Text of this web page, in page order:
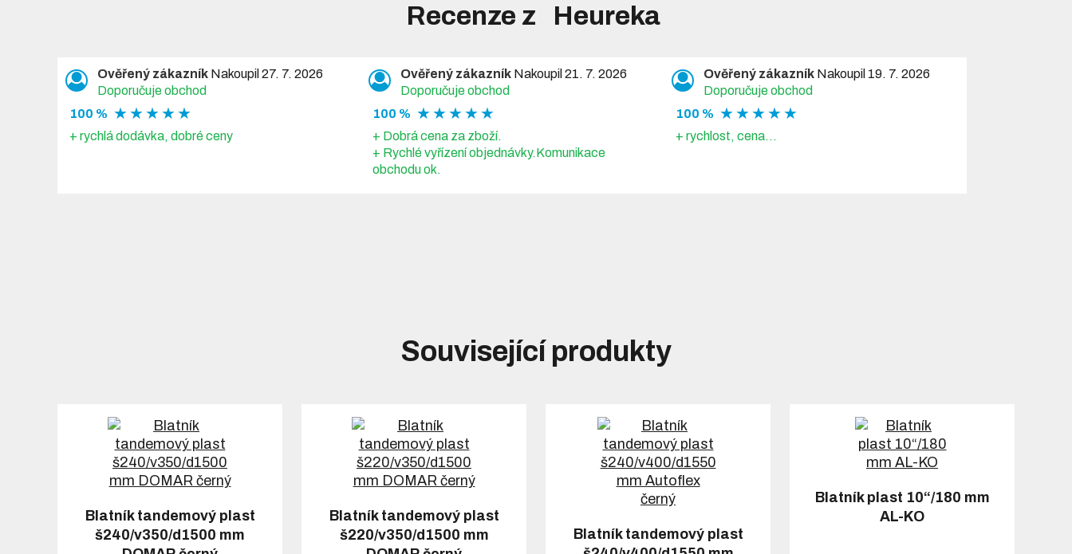
Recenze z
Ověřený zákazník Nakoupil 27. 7. 2026
Doporučuje obchod
100 % ★ ★ ★ ★ ★
+ rychlá dodávka, dobré ceny
Ověřený zákazníkNakoupil 21. 7. 2026
Doporučuje obchod
100 % ★ ★ ★ ★ ★
+ Dobrá cena za zboží.
+ Rychlé vyřízení objednávky.Komunikace
obchodu ok.
Ověřený zákazníkNakoupil 19. 7. 2026
Doporučuje obchod
100 % ★ ★ ★ ★ ★
+ rychlost, cena...
Související produkty
Blatník tandemový plast
š240/v350/d1500 mm
Blatník tandemový plast
š220/v350/d1500 mm
Blatník tandemový plast
Blatník plast 10“/180 mm
AL-KO